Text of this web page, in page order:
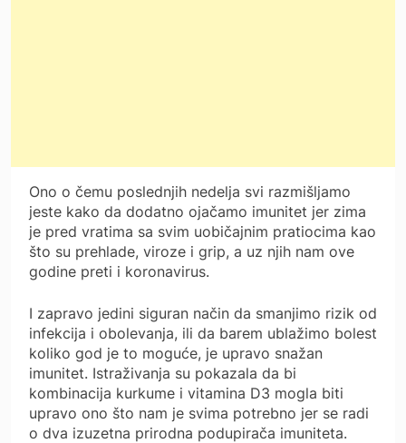
Ono o čemu poslednjih nedelja svi razmišljamo
jeste kako da dodatno ojačamo imunitet jer zima
je pred vratima sa svim uobičajnim pratiocima kao
što su prehlade, viroze i grip, a uz njih nam ove
godine preti i koronavirus.
I zapravo jedini siguran način da smanjimo rizik od
infekcija i obolevanja, ili da barem ublažimo bolest
koliko god je to moguće, je upravo snažan
imunitet. Istraživanja su pokazala da bi
kombinacija kurkume i vitamina D3 mogla biti
upravo ono što nam je svima potrebno jer se radi
o dva izuzetna prirodna podupirača imuniteta.